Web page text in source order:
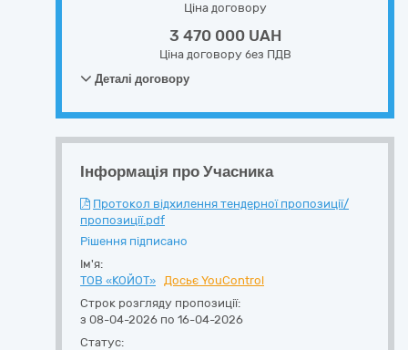
Ціна договору
3 470 000 UAH
Ціна договору без ПДВ
Деталі договору
Інформація про Учасника
Протокол відхилення тендерної пропозиції/
пропозиції.pdf
Рішення підписано
Ім'я:
ТОВ «КОЙОТ» Досьє YouControl
Строк розгляду пропозиції:
з 08-04-2026 по 16-04-2026
Статус: